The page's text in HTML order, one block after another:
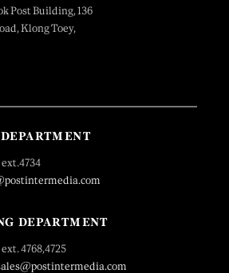
Post Building, 136
Klong Toey,
DEPARTMENT
4768,4725